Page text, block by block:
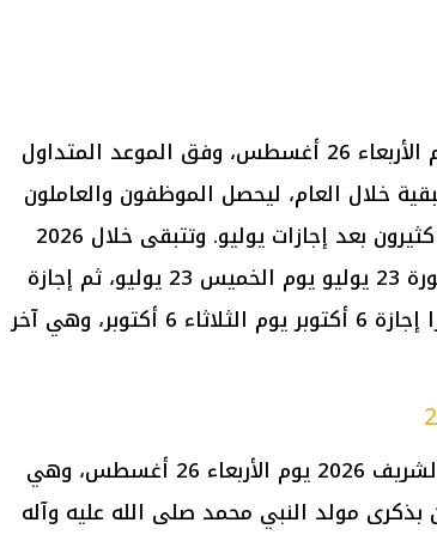
تأتي إجازة المولد النبوي 2026 يوم الأربعاء 26 أغسطس، وفق الموعد المتداول
خلال العام، ليحصل الموظفون والعاملون
والطلاب على عطلة دينية ينتظرها كثيرون بعد إجازات يوليو. وتتبقى خلال 2026
عدة عطلات بارزة، من بينها إجازة ثورة 23 يوليو يوم الخميس 23 يوليو، ثم إجازة
المولد النبوي في أغسطس، وأخيرًا إجازة 6 أكتوبر يوم الثلاثاء 6 أكتوبر، وهي آخر
يوافق موعد إجازة المولد النبوي الشريف 2026 يوم الأربعاء 26 أغسطس، وهي
مولد النبي محمد صلى الله عليه وآله